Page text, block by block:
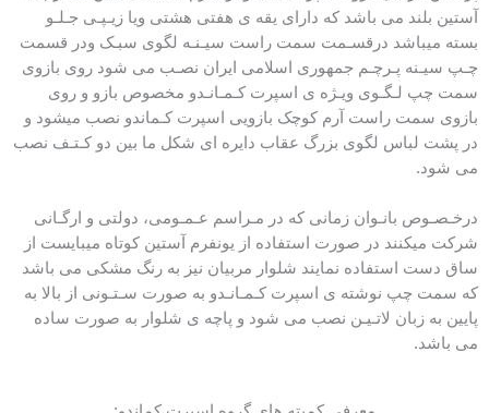
آستین بلند می باشد که دارای یقه ی هفتی هشتی ویا زیـپـی جـلـو
بسته میباشد درقسـمت سمت راست سیـنـه لگوی سبـک ودر قسمت
چـپ سیـنه پـرچـم جمهوری اسلامی ایران نصـب می شود روی بازوی
سمت چپ لـگـوی ویـژه ی اسپرت کـمـانـدو مخصوص بازو و روی
بازوی سمت راست آرم کوچک بازویی اسپرت کـماندو نصب میشود و
در پشت لباس لگوی بزرگ عقاب دایره ای شکل ما بین دو کـتـف نصب
می شود.
درخـصـوص بانـوان زمانی که در مـراسم عـمـومی، دولتی و ارگـانی
شرکت میکنند در صورت استفاده از یونفرم آستین کوتاه میبایست از
ساق دست استفاده نمایند شلوار مربیان نیز به رنگ مشکی می باشد
که سمت چپ نوشته ی اسپرت کـمـانـدو به صورت سـتـونی از بالا به
پایین به زبان لاتـیـن نصب می شود و پاچه ی شلوار به صورت ساده
می باشد.